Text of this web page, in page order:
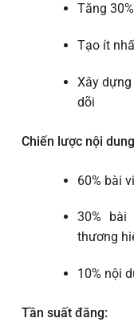
Tăng
Tạo ít
Xây
dõi
Chiến lược nội
60% bài
30% bài
thương
10% nội
Tần suất đăng: